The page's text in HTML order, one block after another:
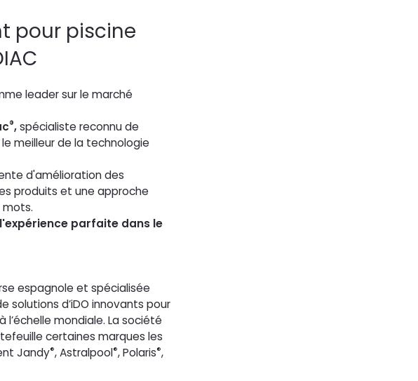
pour piscine
leader sur le marché
®,spécialiste reconnu de
meilleur de la technologie
d'amélioration des
produits et une approche
mots.
parfaite dans le
espagnole et spécialisée
d’iDO innovants pour
mondiale. La société
certaines marques les
Jandy®, Astralpool®, Polaris®,